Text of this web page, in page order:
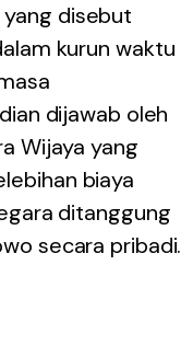
yang disebut
kurun waktu
dijawab oleh
Wijaya yang
biaya
ditanggung
secara pribadi.